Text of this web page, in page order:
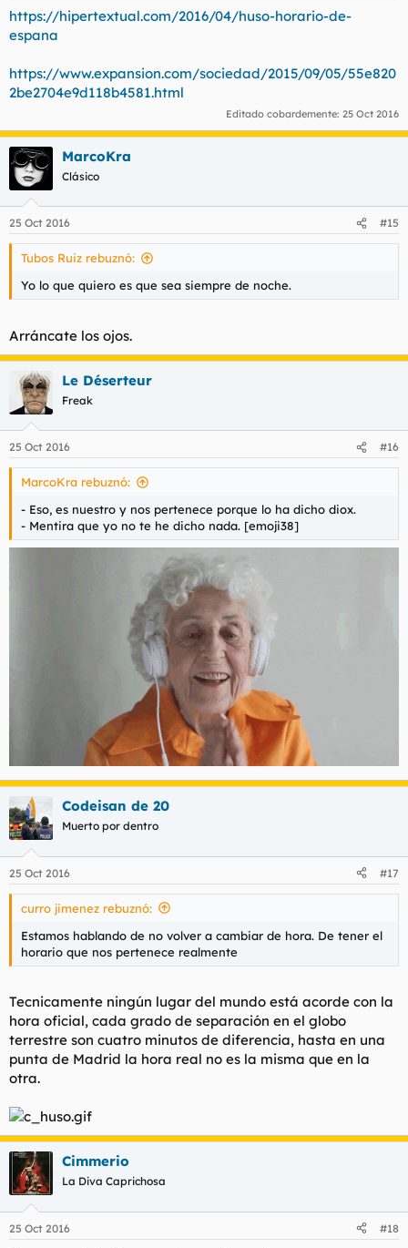
https://hipertextual.com/2016/04/huso-horario-de-
espana
https://www.expansion.com/sociedad/2015/09/05/55e820
2be2704e9d118b4581.html
Editado cobardemente: 25 Oct 2016
MarcoKra
Clásico
25 Oct 2016 #15
Tubos Ruiz rebuznó:
Yo lo que quiero es que sea siempre de noche.
Arráncate los ojos.
Le Déserteur
Freak
25 Oct 2016 #16
MarcoKra rebuznó:
- Eso, es nuestro y nos pertenece porque lo ha dicho diox.
- Mentira que yo no te he dicho nada. [emoji38]
Codeisan de 20
Muerto por dentro
25 Oct 2016 #17
curro jimenez rebuznó:
Estamos hablando de no volver a cambiar de hora. De tener el
horario que nos pertenece realmente
Tecnicamente ningún lugar del mundo está acorde con la
hora oficial, cada grado de separación en el globo
terrestre son cuatro minutos de diferencia, hasta en una
punta de Madrid la hora real no es la misma que en la
otra.
Cimmerio
La Diva Caprichosa
25 Oct 2016 #18